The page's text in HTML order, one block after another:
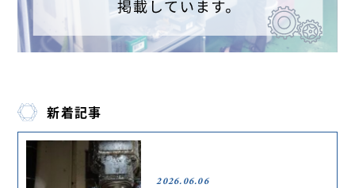
新着記事
2026.06.06